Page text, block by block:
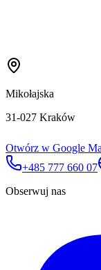
Mikołajska
31-027 Kraków
Otwórz w Google
+485 777 660 07
Obserwuj nas